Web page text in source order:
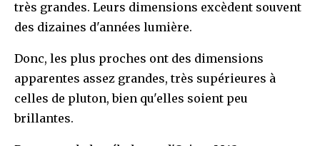
très grandes. Leurs dimensions excèdent souvent
des dizaines d'années lumière.
Donc, les plus proches ont des dimensions
apparentes assez grandes, très supérieures à
celles de pluton, bien qu'elles soient peu
brillantes.